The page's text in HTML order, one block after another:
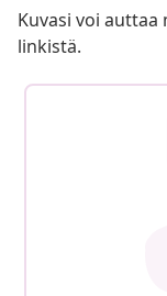
Kuvasi voi auttaa
linkistä.